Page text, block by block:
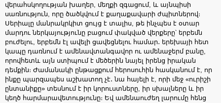
վերահսկողության խաղեր, մեղքի զգացում, և այնպիսի
սառնություն, որը ծածկվում է քաղաքավարի ժպիտներով։
Սերիալը մանրակրկիտ ցույց է տալիս, թե ինչպես է օտար
մարդու ներկայությունը բացում փակված վերքերը՝ երբեմն
բուժելու, երբեմն էլ ավելի ցավեցնելու համար․ երեխայի հետ
կապը դառնում է ամենավտանգավոր ու ամենաջերմ բանը,
որովհետև այն ստիպում է մեծերին նայել իրենց իրական
դեմքին։ Ժամանակի ընթացքում հերոսուհին հասկանում է, որ
ինքը պարզապես աշխատող չէ․ նա հայելի է, որի մեջ «ուրիշի
ընտանիքը» տեսնում է իր կորուստները, իր սխալները և իր
կեղծ հարմարավետությունը։ Եվ ամենաուժեղ լարումը հենց